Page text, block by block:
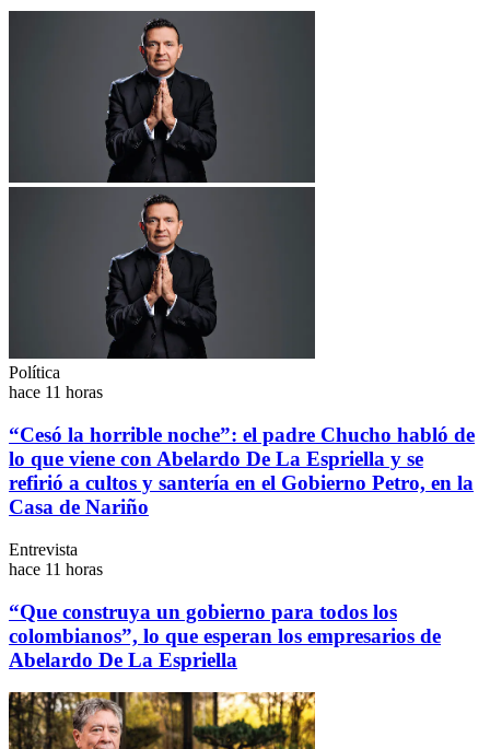
Política
hace 11 horas
“Cesó la horrible noche”: el padre Chucho habló de
lo que viene con Abelardo De La Espriella y se
refirió a cultos y santería en el Gobierno Petro, en la
Casa de Nariño
Entrevista
hace 11 horas
“Que construya un gobierno para todos los
colombianos”, lo que esperan los empresarios de
Abelardo De La Espriella